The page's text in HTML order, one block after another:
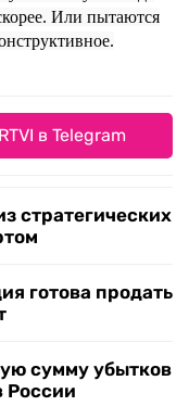
Или пытаются
в Telegram
стратегических
готова продать
сумму убытков
России